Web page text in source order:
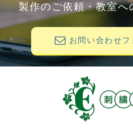
製作のご依頼・教室へ
お問い合わせ